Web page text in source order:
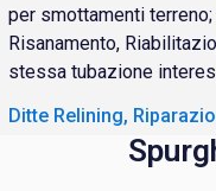
per smottamenti
Risanamento,
stessa tubazione
Ditte Relining,